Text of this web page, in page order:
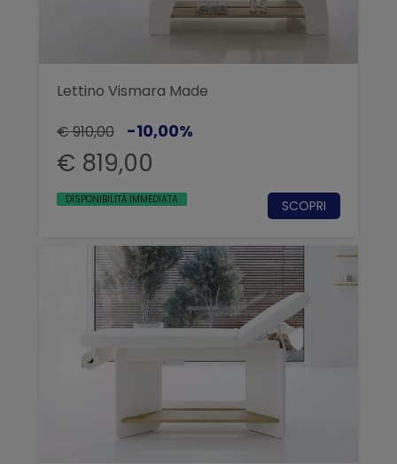
Lettino Vismara Made
€ 910,00
-10,00%
€ 819,00
DISPONIBILITÀ IMMEDIATA SCOPRI